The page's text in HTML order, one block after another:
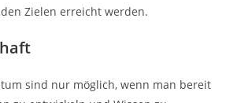
Zielen erreicht werden.
sind nur möglich, wenn man bereit